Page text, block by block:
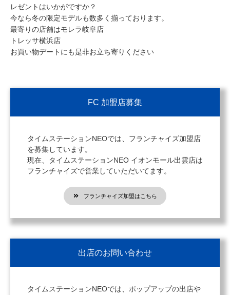
レゼントはいかがですか？
今なら冬の限定モデルも数多く揃っております。
最寄りの店舗はモレラ岐阜店
トレッサ横浜店
お買い物デートにも是非お立ち寄りください
FC 加盟店募集
タイムステーションNEOでは、フランチャイズ加盟店
を募集しています。
現在、タイムステーションNEO イオンモール出雲店は
フランチャイズで営業していただいてます。
フランチャイズ加盟はこちら
出店のお問い合わせ
タイムステーションNEOでは、ポップアップの出店や